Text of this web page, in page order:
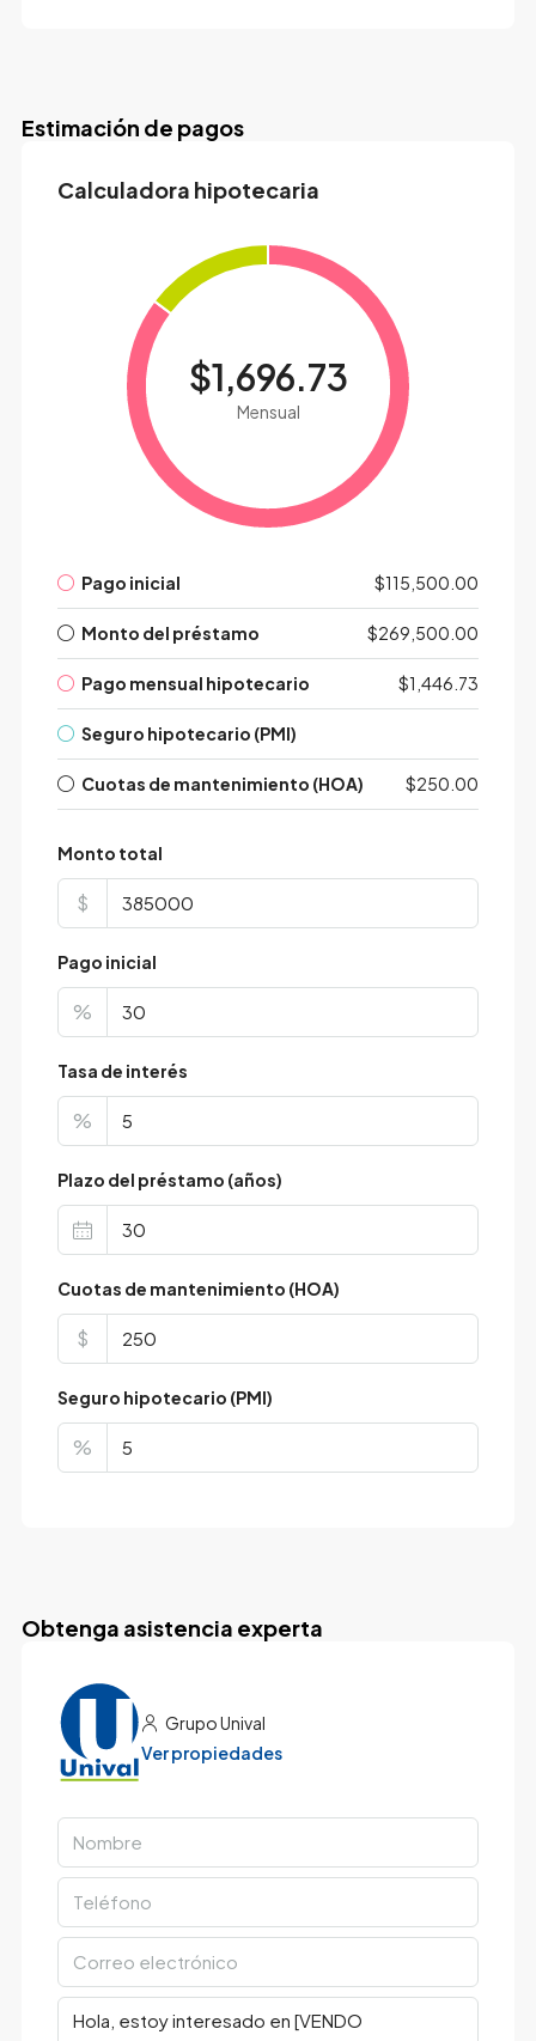
Estimación de pagos
Calculadora hipotecaria
$1,696.73
Mensual
Pago inicial $115,500.00
Monto del préstamo $269,500.00
Pago mensual hipotecario $1,446.73
Seguro hipotecario (PMI)
Cuotas de mantenimiento (HOA) $250.00
Monto total
$
Pago inicial
%
Tasa de interés
%
Plazo del préstamo (años)
Cuotas de mantenimiento (HOA)
$
Seguro hipotecario (PMI)
%
Obtenga asistencia experta
Grupo Unival
Ver propiedades